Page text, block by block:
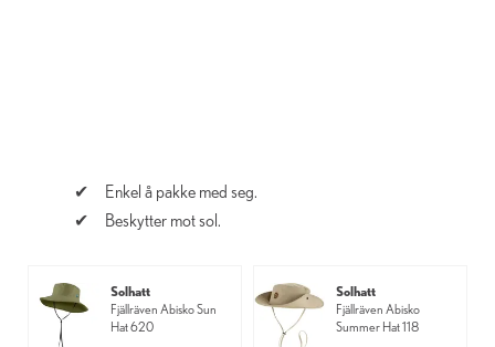
Enkel å pakke med seg.
Beskytter mot sol.
Solhatt
Fjällräven Abisko Sun
Hat 620
Solhatt
Fjällräven Abisko
Summer Hat 118